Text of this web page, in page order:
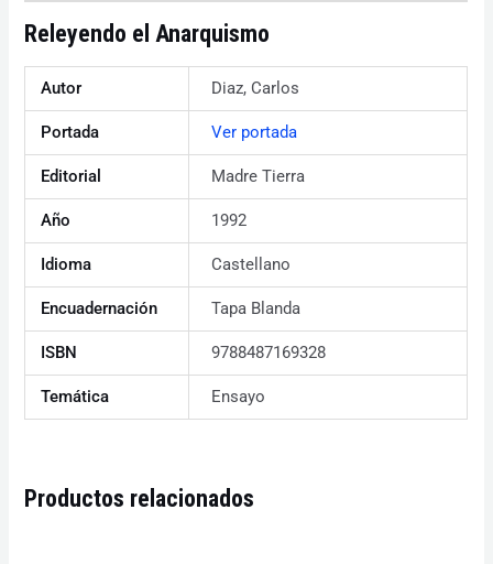
Releyendo el Anarquismo
Autor Diaz, Carlos
Portada Ver portada
Editorial Madre Tierra
Año 1992
Idioma Castellano
Encuadernación Tapa Blanda
ISBN 9788487169328
Temática Ensayo
Productos relacionados